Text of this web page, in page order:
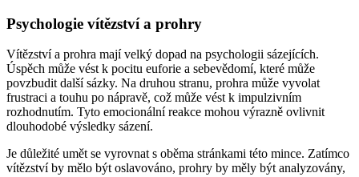
Psychologie vítězství a prohry
Vítězství a prohra mají velký dopad na psychologii sázejících.
Úspěch může vést k pocitu euforie a sebevědomí, které může
povzbudit další sázky. Na druhou stranu, prohra může vyvolat
frustraci a touhu po nápravě, což může vést k impulzivním
rozhodnutím. Tyto emocionální reakce mohou výrazně ovlivnit
dlouhodobé výsledky sázení.
Je důležité umět se vyrovnat s oběma stránkami této mince. Zatímco
vítězství by mělo být oslavováno, prohry by měly být analyzovány,